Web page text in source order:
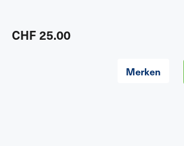
CHF 25.00
Merken